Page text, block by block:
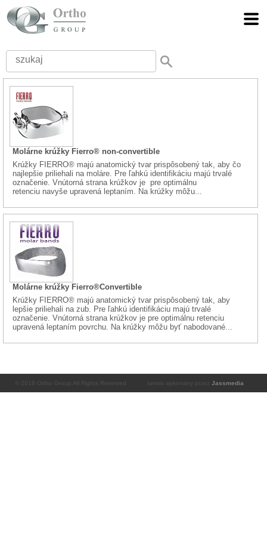
Molárne krúžky Fierro® non-convertible
Krúžky FIERRO® majú anatomický tvar prispôsobený tak, aby čo
najlepšie priliehali na moláre. Pre ľahkú identifikáciu majú trvalé
označenie. Vnútorná strana krúžkov je pre optimálnu
retenciu navyše upravená leptaním. Na krúžky môžu...
Molárne krúžky Fierro®Convertible
Krúžky FIERRO® majú anatomický tvar prispôsobený tak, aby
lepšie priliehali na zub. Pre ľahkú identifikáciu majú trvalé
označenie. Vnútorná strana krúžkov je pre optimálnu retenciu
upravená leptaním povrchu. Na krúžky môžu byť nabodované...
© 2018 Ortho Group All Rights Reserved serwis wykonany przez Jassmedia